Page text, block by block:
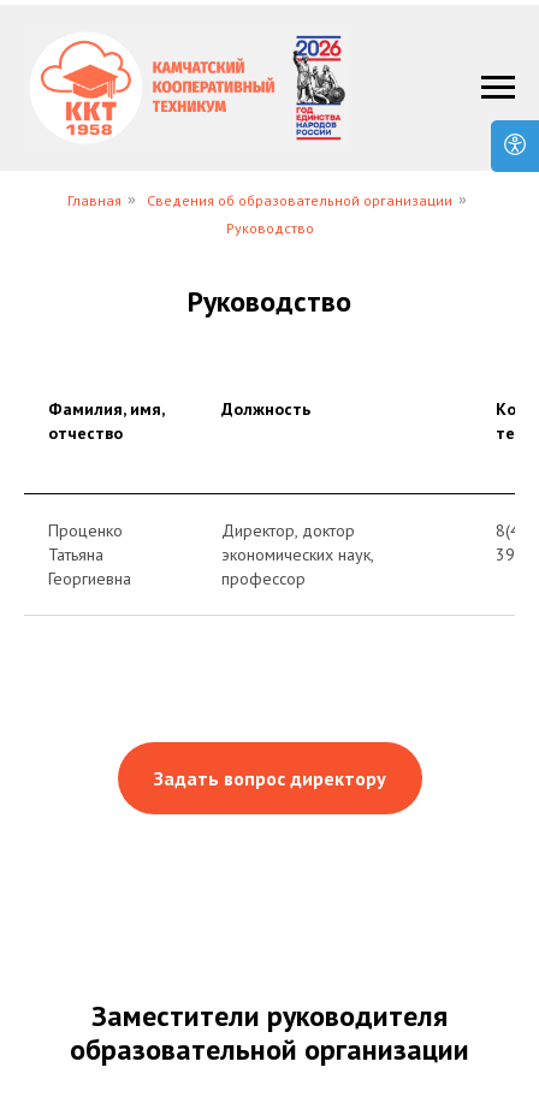
Главная » Сведения об образовательной организации »
Руководство
Руководство
Фамилия, имя,
отчество
Должность
Проценко
Татьяна
Георгиевна
Директор, доктор
экономических наук,
профессор
39-59
Задать вопрос директору
Заместители руководителя
образовательной организации